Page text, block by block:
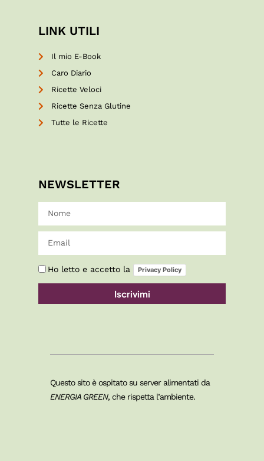
LINK UTILI
Il mio E-Book
Caro Diario
Ricette Veloci
Ricette Senza Glutine
Tutte le Ricette
NEWSLETTER
Ho letto e accetto la Privacy Policy
Iscrivimi
Questo sito è ospitato su server alimentati da
ENERGIA GREEN, che rispetta l’ambiente.